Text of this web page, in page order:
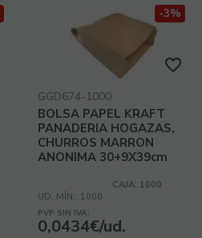
-3%
GGD674-1000
BOLSA PAPEL KRAFT
PANADERIA HOGAZAS,
CHURROS MARRON
ANONIMA 30+9X39cm
CAJA: 1000
UD. MÍN.: 1000
PVP SIN IVA:
0,0434€/ud.